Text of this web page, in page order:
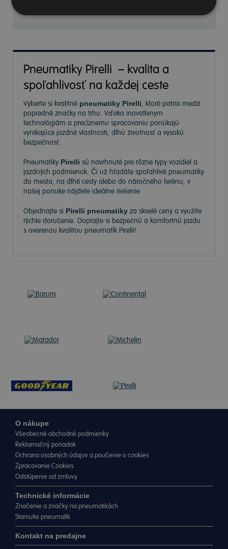
Pneumatiky Pirelli – kvalita a
spoľahlivosť na každej ceste
Vyberte si kvalitné pneumatiky Pirelli, ktoré patria medzi
popredné značky na trhu. Vďaka inovatívnym
technológiám a precíznemu spracovaniu ponúkajú
vynikajúce jazdné vlastnosti, dlhú životnosť a vysokú
bezpečnosť.
Pneumatiky Pirelli sú navrhnuté pre rôzne typy vozidiel a
jazdných podmienok. Či už hľadáte spoľahlivé pneumatiky
do mesta, na dlhé cesty alebo do náročného terénu, v
našej ponuke nájdete ideálne riešenie.
Objednajte si Pirelli pneumatiky za skvelé ceny a využite
rýchle doručenie. Doprajte si bezpečnú a komfortnú jazdu
s overenou kvalitou pneumatík Pirelli!
O nákupe
Všeobecné obchodné podmienky
Reklamačný poriadok
Ochrana osobných údajov a poučenie o cookies
Zpracovanie Cookies
Odstúpenie od zmluvy
Technické informácie
Značenie a značky na pneumatikách
Starnutie pneumatík
Kontakt na predajne